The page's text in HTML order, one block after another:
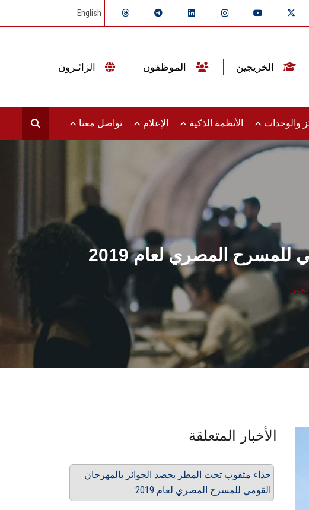
English
والوحدات الأنظمة الذكية الإعلام تواصل معنا
المصري لعام 2019
الأخبار المتعلقة
حذاء مثقوب تحت المطر يحصد الجوائز بالمهرجان
القومي للمسرح المصري لعام 2019